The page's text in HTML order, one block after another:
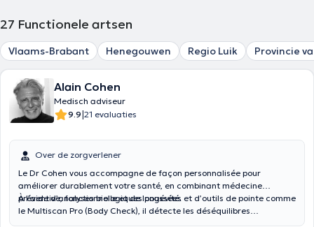
27 Functionele artsen
Vlaams-Brabant Henegouwen Regio Luik Provincie
Alain Cohen
Medisch adviseur
9.9|21 evaluaties
Over de zorgverlener
Le Dr Cohen vous accompagne de façon personnalisée pour
améliorer durablement votre santé, en combinant médecine
préventive, fonctionnelle et de longévité.
À l’aide d’analyses biologiques poussées et d’outils de pointe comme
le Multiscan Pro (Body Check), il détecte les déséquilibres